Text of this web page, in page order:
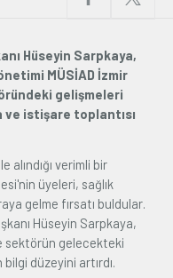
Hüseyin Sarpkaya,
MÜSİAD İzmir
gelişmeleri
ve istişare toplantısı
alındığı verimli bir
üyeleri, sağlık
gelme fırsatı buldular.
Hüseyin Sarpkaya,
sektörün gelecekteki
düzeyini artırdı.